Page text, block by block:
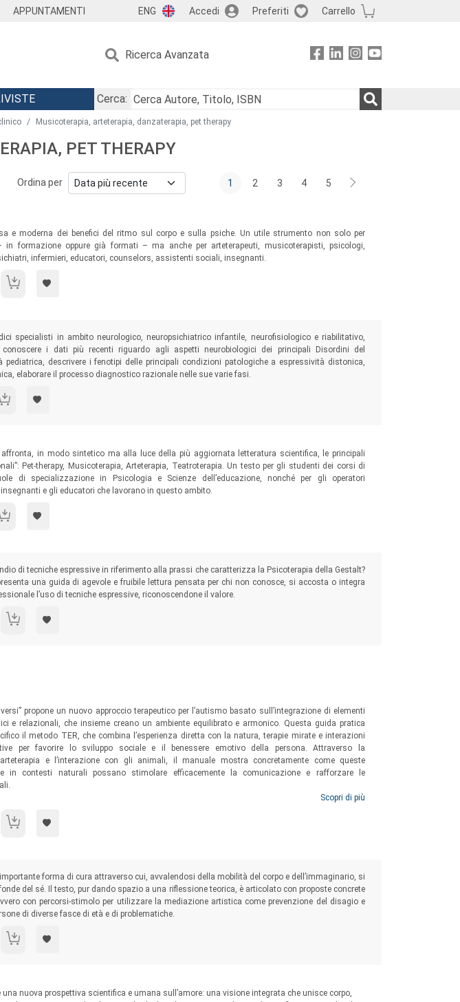
APPUNTAMENTI ENG Accedi Preferiti Carrello
Ricerca Avanzata
Cerca:
Musicoterapia, arteterapia, danzaterapia, pet therapy
PET THERAPY
Ordina per 1 2 3 4 5
e moderna dei benefici del ritmo sul corpo e sulla psiche. Un utile strumento non solo per
in formazione oppure già formati – ma anche per arteterapeuti, musicoterapisti, psicologi,
infermieri, educatori, counselors, assistenti sociali, insegnanti.
Quando la danza guarisce
specialisti in ambito neurologico, neuropsichiatrico infantile, neurofisiologico e riabilitativo,
conoscere i dati più recenti riguardo agli aspetti neurobiologici dei principali Disordini del
pediatrica, descrivere i fenotipi delle principali condizioni patologiche a espressività distonica,
elaborare il processo diagnostico razionale nelle sue varie fasi.
diagnosi e il trattamento dei disordini del movimento in età pediatrica
affronta, in modo sintetico ma alla luce della più aggiornata letteratura scientifica, le principali
Pet-therapy, Musicoterapia, Arteterapia, Teatroterapia. Un testo per gli studenti dei corsi di
di specializzazione in Psicologia e Scienze dell’educazione, nonché per gli operatori
e gli educatori che lavorano in questo ambito.
distrazionali nei contesti clinici, sanitari ed educativi
di tecniche espressive in riferimento alla prassi che caratterizza la Psicoterapia della Gestalt?
una guida di agevole e fruibile lettura pensata per chi non conosce, si accosta o integra
l’uso di tecniche espressive, riconoscendone il valore.
Il coraggio di creare: tecniche per psicoterapeuti
propone un nuovo approccio terapeutico per l’autismo basato sull’integrazione di elementi
e relazionali, che insieme creano un ambiente equilibrato e armonico. Questa guida pratica
il metodo TER, che combina l’esperienza diretta con la natura, terapie mirate e interazioni
per favorire lo sviluppo sociale e il benessere emotivo della persona. Attraverso la
e l’interazione con gli animali, il manuale mostra concretamente come queste
in contesti naturali possano stimolare efficacemente la comunicazione e rafforzare le
Scopri di più
Naturalmente Diversi
forma di cura attraverso cui, avvalendosi della mobilità del corpo e dell’immaginario, si
del sé. Il testo, pur dando spazio a una riflessione teorica, è articolato con proposte concrete
con percorsi-stimolo per utilizzare la mediazione artistica come prevenzione del disagio e
di diverse fasce di età e di problematiche.
Arteterapia efficace
una nuova prospettiva scientifica e umana sull’amore: una visione integrata che unisce corpo,